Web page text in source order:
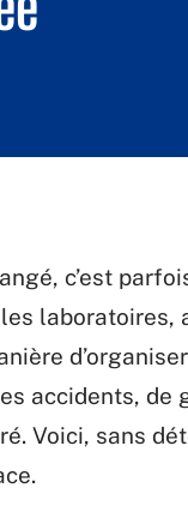
c’est
accidents,
Voici, sans